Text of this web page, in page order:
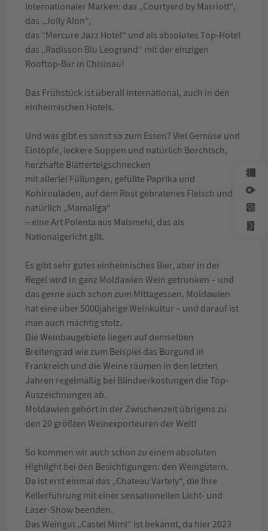
internationaler Marken: das „Courtyard by Marriott“,
das „Jolly Alon“,
das “Mercure Jazz Hotel“ und als absolutes Top-Hotel
das „Radisson Blu Leogrand“ mit der einzigen
Rooftop-Bar in Chisinau!
Das Frühstück ist überall international, auch in den
einheimischen Hotels.
Und was gibt es sonst so zum Essen? Viel Gemüse und
Eintöpfe, leckere Suppen und natürlich Borchtsch,
herzhafte Blätterteigschnecken
mit allerlei Füllungen, gefüllte Paprika und
Kohlrouladen, auf dem Rost gebratenes Fleisch und
natürlich „Mamaliga“
– eine Art Polenta aus Maismehl, das als
Nationalgericht gilt.
Es gibt sehr gutes einheimisches Bier, aber in der
Regel wird in ganz Moldawien Wein getrunken – und
das gerne auch schon zum Mittagessen. Moldawien
hat eine über 5000jährige Weinkultur – und darauf ist
man auch mächtig stolz.
Die Weinbaugebiete liegen auf demselben
Breitengrad wie zum Beispiel das Burgund in
Frankreich und die Weine räumen in den letzten
Jahren regelmäßig bei Blindverkostungen die Top-
Auszeichnungen ab.
Moldawien gehört in der Zwischenzeit übrigens zu
den 20 größten Weinexporteuren der Welt!
So kommen wir auch schon zu einem absoluten
Highlight bei den Besichtigungen: den Weingütern.
Da ist erst einmal das „Chateau Vartely“, die Ihre
Kellerführung mit einer sensationellen Licht- und
Laser-Show beenden.
Das Weingut „Castel Mimi“ ist bekannt, da hier 2023